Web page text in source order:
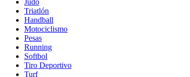
Judo
Triatlón
Handball
Motociclismo
Pesas
Running
Softbol
Tiro Deportivo
Turf